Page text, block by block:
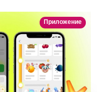
Приложение